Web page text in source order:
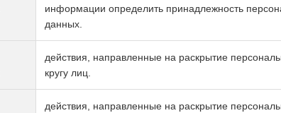
информации определить принадлежность
данных.
действия, направленные на раскрытие
кругу лиц.
действия, направленные на раскрытие